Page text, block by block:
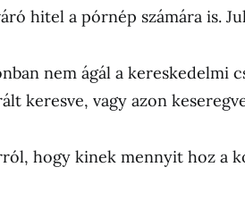
hitel a pórnép számára is.
nem ágál a kereskedelmi
keresve, vagy azon
hogy kinek mennyit hoz a